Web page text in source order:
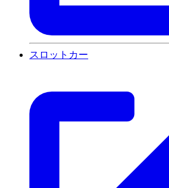
スロットカー